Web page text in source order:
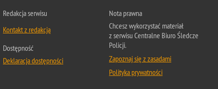
Redakcja serwisu
Kontakt z redakcją
Dostępność
Deklaracja dostępności
Nota prawna
Chcesz wykorzystać materiał
z serwisu Centralne Biuro Śledcze
Policji.
Zapoznaj się z zasadami
Polityka prywatności